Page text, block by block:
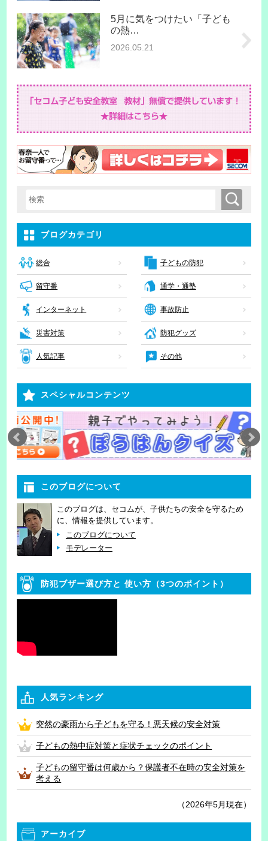
5月に気をつけたい「子ども
の熱…
2026.05.21
検索キーワード入力 検索
ブログカテゴリ
総合 子どもの防犯
留守番 通学・通塾
インターネット 事故防止
災害対策 防犯グッズ
人気記事 その他
スペシャルコンテンツ
このブログについて
このブログは、セコムが、子供たちの安全を守るため
に、情報を提供しています。
このブログについて
モデレーター
防犯ブザー選び方と 使い方（3つのポイント）
人気ランキング
突然の豪雨から子どもを守る！悪天候の安全対策
子どもの熱中症対策と症状チェックのポイント
子どもの留守番は何歳から？保護者不在時の安全対策を
考える
（2026年5月現在）
アーカイブ